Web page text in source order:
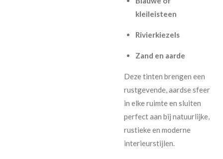
kleileisteen
Rivierkiezels
Zand en aarde
Deze tinten brengen een
rustgevende, aardse sfeer
in elke ruimte en sluiten
perfect aan bij natuurlijke,
rustieke en moderne
interieurstijlen.